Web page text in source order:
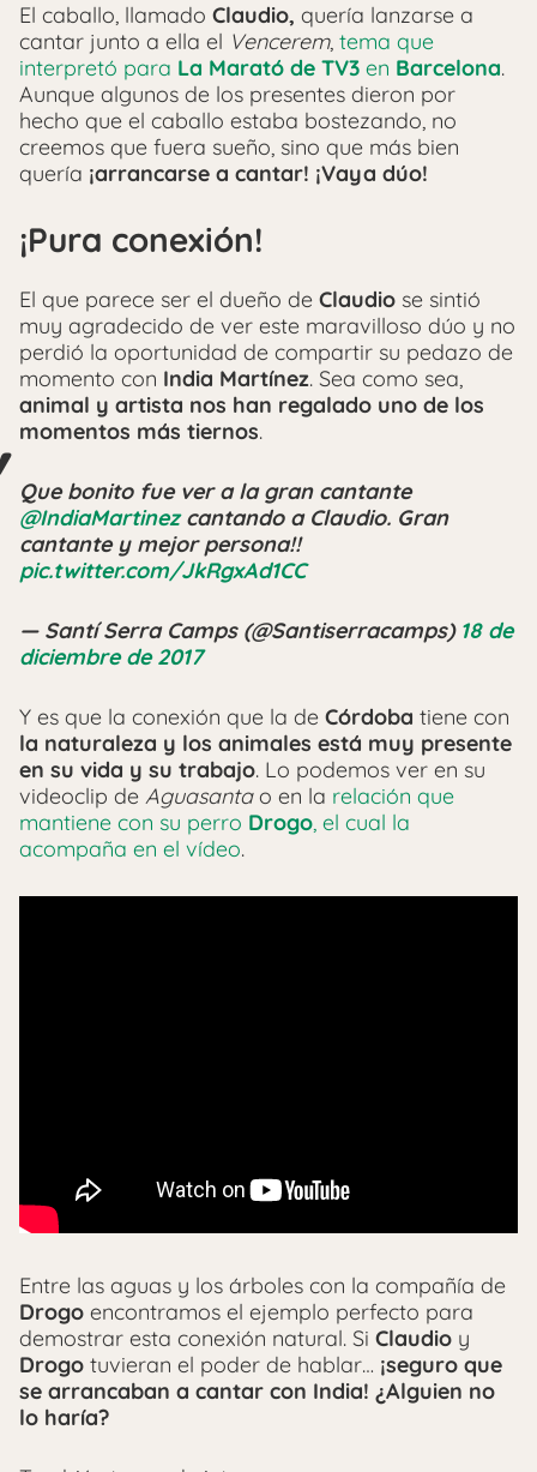
El caballo, llamado Claudio, quería lanzarse a
cantar junto a ella el Vencerem, tema que
interpretó para La Marató de TV3 en Barcelona.
Aunque algunos de los presentes dieron por
hecho que el caballo estaba bostezando, no
creemos que fuera sueño, sino que más bien
quería ¡arrancarse a cantar! ¡Vaya dúo!
¡Pura conexión!
El que parece ser el dueño de Claudio se sintió
muy agradecido de ver este maravilloso dúo y no
perdió la oportunidad de compartir su pedazo de
momento con India Martínez. Sea como sea,
animal y artista nos han regalado uno de los
momentos más tiernos.
Que bonito fue ver a la gran cantante
@IndiaMartinezcantando a Claudio. Gran
cantante y mejor persona!!
pic.twitter.com/JkRgxAd1CC
— Santí Serra Camps (@Santiserracamps) 18 de
diciembre de 2017
Y es que la conexión que la de Córdoba tiene con
la naturaleza y los animales está muy presente
en su vida y su trabajo. Lo podemos ver en su
videoclip de Aguasantao en la relación que
mantiene con su perro Drogo, el cual la
acompaña en el vídeo.
Entre las aguas y los árboles con la compañía de
Drogo encontramos el ejemplo perfecto para
demostrar esta conexión natural. Si Claudio y
Drogo tuvieran el poder de hablar… ¡seguro que
se arrancaban a cantar con India! ¿Alguien no
lo haría?